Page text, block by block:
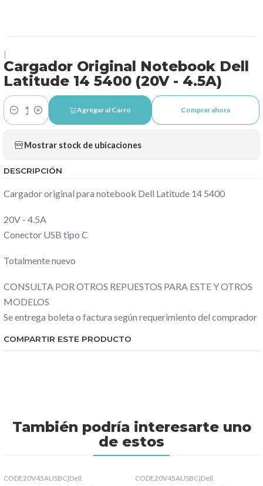
Cargador Original Notebook Dell
Latitude 14 5400 (20V - 4.5A)
Cantidad
Agregar al Carro Comprar ahora
Mostrar stock de ubicaciones
DESCRIPCIÓN
Cargador original para notebook Dell Latitude 14 5400
20V - 4.5A
Conector USB tipo C
Totalmente nuevo
CONSULTA POR OTROS REPUESTOS PARA ESTE Y OTROS
MODELOS
Se entrega boleta o factura según requerimiento del comprador
COMPARTIR ESTE PRODUCTO
También podría interesarte uno
de estos
CODE20V45AUSBC|Dell CODE20V45AUSBC|Dell